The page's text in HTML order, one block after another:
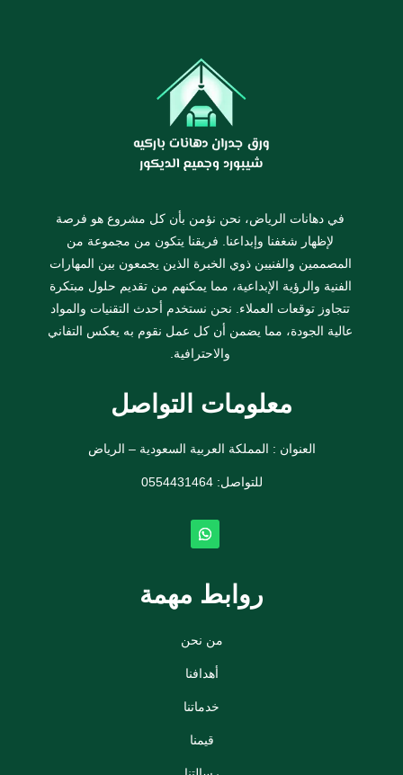
في دهانات الرياض، نحن نؤمن بأن كل مشروع هو فرصة
لإظهار شغفنا وإبداعنا. فريقنا يتكون من مجموعة من
المصممين والفنيين ذوي الخبرة الذين يجمعون بين المهارات
الفنية والرؤية الإبداعية، مما يمكنهم من تقديم حلول مبتكرة
تتجاوز توقعات العملاء. نحن نستخدم أحدث التقنيات والمواد
عالية الجودة، مما يضمن أن كل عمل نقوم به يعكس التفاني
والاحترافية.
معلومات التواصل
العنوان : المملكة العربية السعودية – الرياض
للتواصل: ⁦0554431464
روابط مهمة
من نحن
أهدافنا
خدماتنا
قيمنا